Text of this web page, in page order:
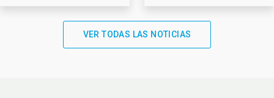
VER TODAS LAS NOTICIAS